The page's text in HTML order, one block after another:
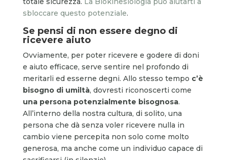
sbloccare questo potenziale.
Se pensi di non essere degno di
ricevere aiuto
Ovviamente, per poter ricevere e godere di doni
e aiuto efficace, serve sentire nel profondo di
meritarli ed esserne degni. Allo stesso tempo c’è
bisogno di umiltà, dovresti riconoscerti come
una persona potenzialmente bisognosa.
All’interno della nostra cultura, di solito, una
persona che dà senza voler ricevere nulla in
cambio viene percepita non solo come molto
generosa, ma anche come un individuo capace di